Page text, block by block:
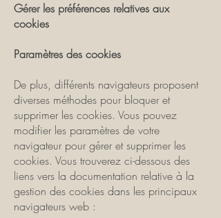
Gérer les préférences relatives aux
cookies
Paramètres des cookies
De plus, différents navigateurs proposent
diverses méthodes pour bloquer et
supprimer les cookies. Vous pouvez
modifier les paramètres de votre
navigateur pour gérer et supprimer les
cookies. Vous trouverez ci-dessous des
liens vers la documentation relative à la
gestion des cookies dans les principaux
navigateurs web :